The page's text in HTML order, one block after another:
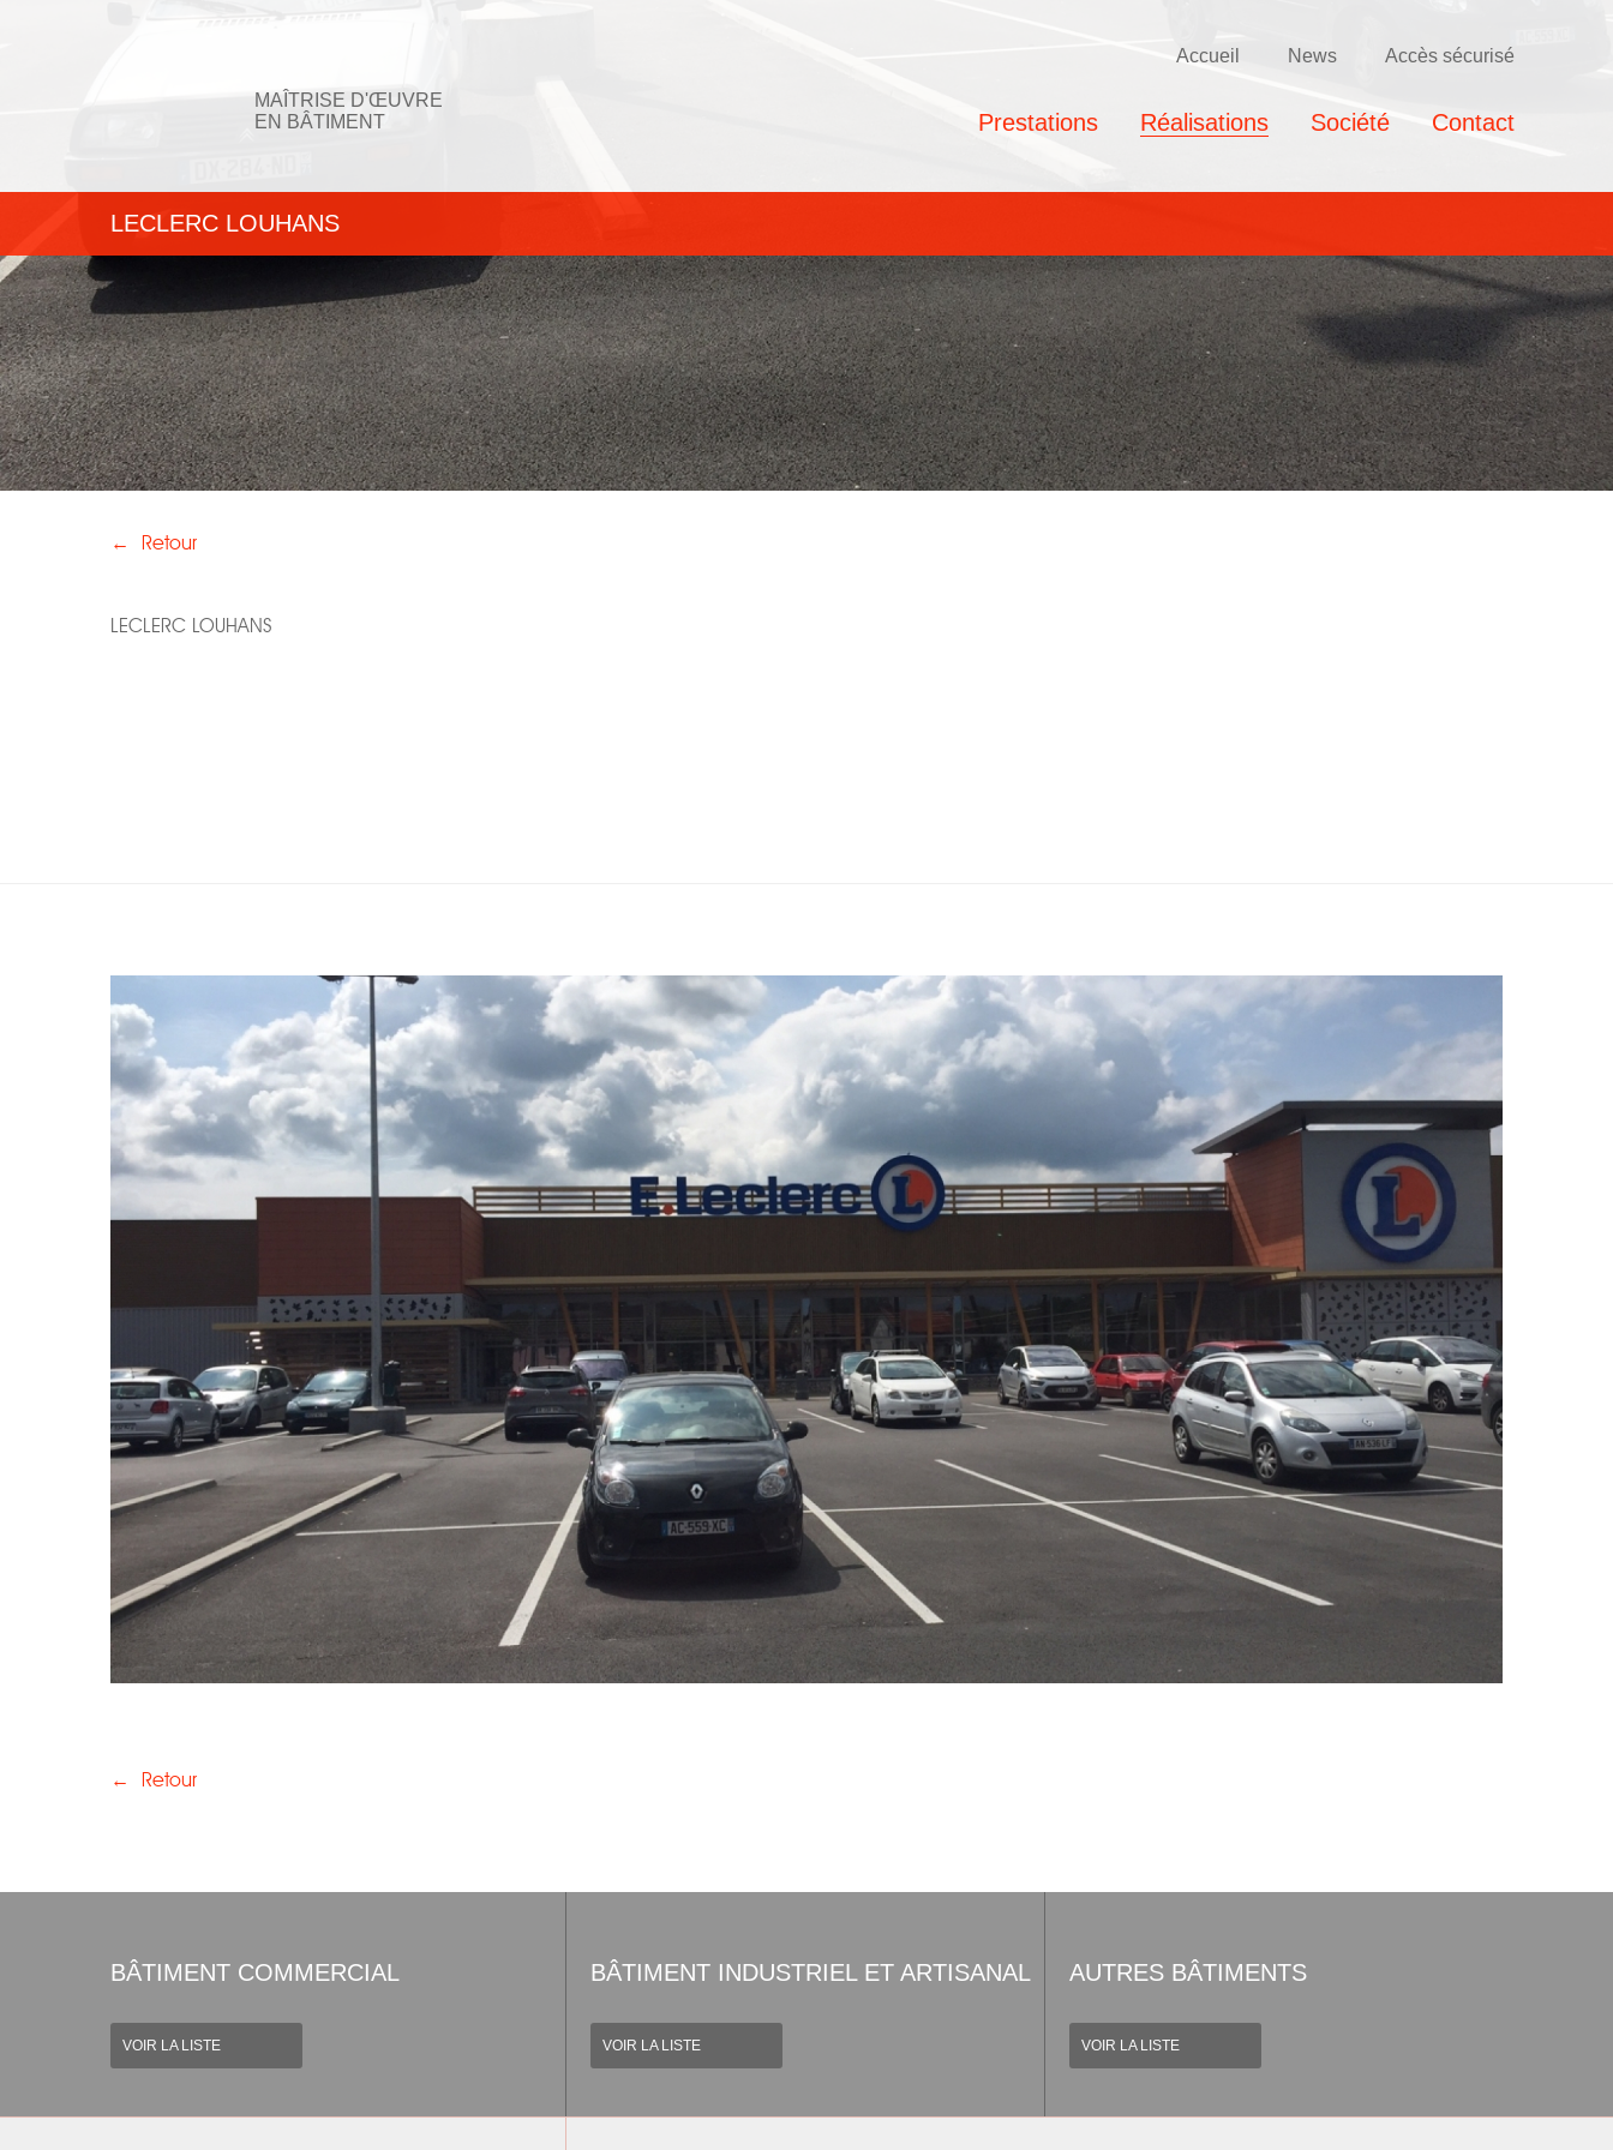
Accueil News Accès sécurisé
Prestations Réalisations Société Contact
MAÎTRISE D'ŒUVRE
EN BÂTIMENT
LECLERC LOUHANS
← Retour
LECLERC LOUHANS
← Retour
BÂTIMENT COMMERCIAL
VOIR LA LISTE
BÂTIMENT INDUSTRIEL ET ARTISANAL
VOIR LA LISTE
AUTRES BÂTIMENTS
VOIR LA LISTE